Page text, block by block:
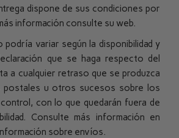
dispone de sus condiciones por
información consulte su web.
podría variar según la disponibilidad y
que se haga respecto del
a cualquier retraso que se produzca
postales u otros sucesos sobre los
con lo que quedarán fuera de
Consulte más información en
sobre envíos.